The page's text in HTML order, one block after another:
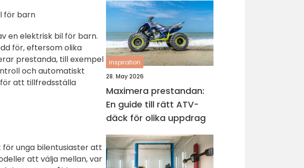
för barn
en elektrisk bil för barn.
för, eftersom olika
prestanda, till exempel
och automatiskt
att tillfredsställa
för unga bilentusiaster att
att välja mellan, var
inspiration
28. May 2026
Maximera prestandan:
En guide till rätt ATV-
däck för olika uppdrag